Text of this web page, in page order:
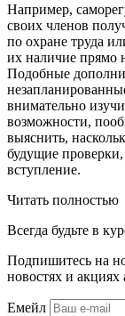
Например,
своих членов
по охране труда
их наличие прямо
Подобные
внимательно
возможности,
выяснить,
будущие проверки,
вступление.
Читать полностью
Всегда будьте в
Подпишитесь на
новостях и акциях
Емейл